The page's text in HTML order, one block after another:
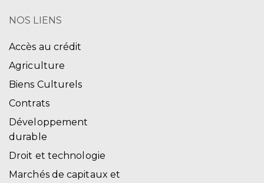
NOS LIENS
Accès au crédit
Agriculture
Biens Culturels
Contrats
Développement
durable
Droit et technologie
Marchés de capitaux et